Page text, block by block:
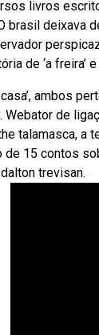
livros
brasil deixava
de ‘a freira’
ambos
Webator de
talamasca, a
de 15 contos
trevisan.